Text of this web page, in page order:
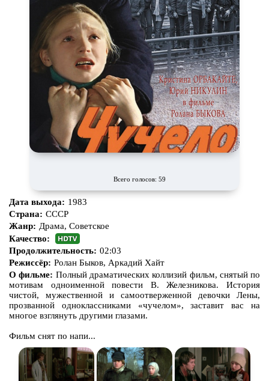
Всего голосов: 59
Дата выхода: 1983
Страна: СССР
Жанр: Драма, Советское
Качество:
Продолжительность: 02:03
Режиссёр: Ролан Быков, Аркадий Хайт
О фильме: Полный драматических коллизий фильм, снятый по
мотивам одноименной повести В. Железникова. История
чистой, мужественной и самоотверженной девочки Лены,
прозванной одноклассниками «чучелом», заставит вас на
многое взглянуть другими глазами.
Фильм снят по напи...